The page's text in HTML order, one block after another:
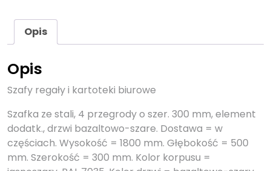
Opis
Opis
Szafy regały i kartoteki biurowe
Szafka ze stali, 4 przegrody o szer. 300 mm, element
dodatk., drzwi bazaltowo-szare. Dostawa = w
częściach. Wysokość = 1800 mm. Głębokość = 500
mm. Szerokość = 300 mm. Kolor korpusu =